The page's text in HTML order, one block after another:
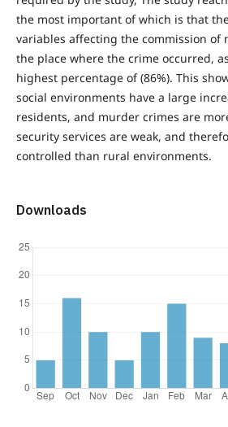
the most important of which is that
variables affecting the commission of
the place where the crime occurred,
highest percentage of (86%). This
social environments have a large
residents, and murder crimes are
security services are weak, and
controlled than rural environments.
Downloads